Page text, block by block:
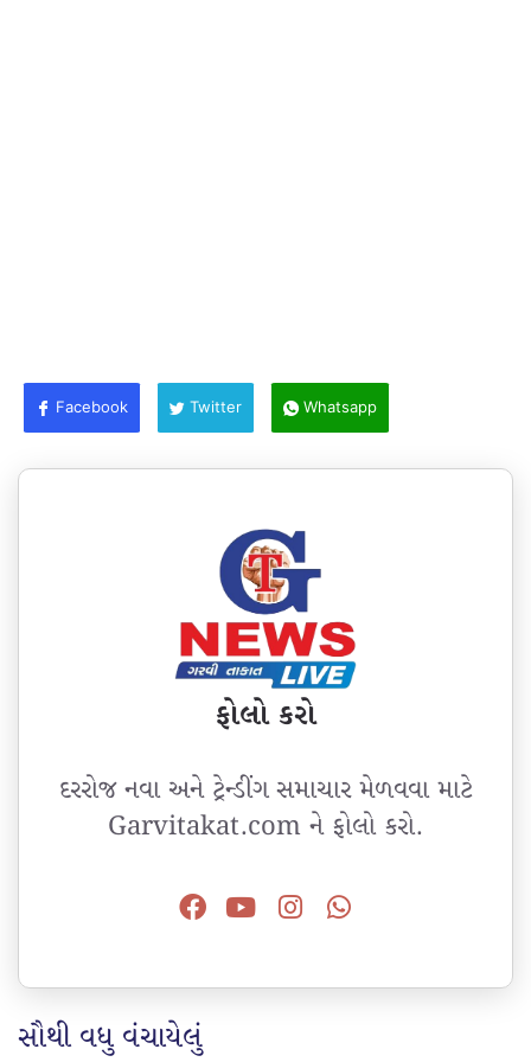
Facebook Twitter Whatsapp
ફોલો કરો
દરરોજ નવા અને ટ્રેન્ડીંગ સમાચાર મેળવવા માટે
Garvitakat.com ને ફોલો કરો.
સૌથી વધુ વંચાયેલું